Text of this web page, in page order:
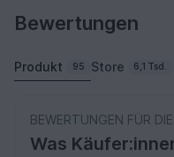
Bewertungen
Produkt 95 Store 6,1 Tsd.
BEWERTUNGEN FÜR
Was